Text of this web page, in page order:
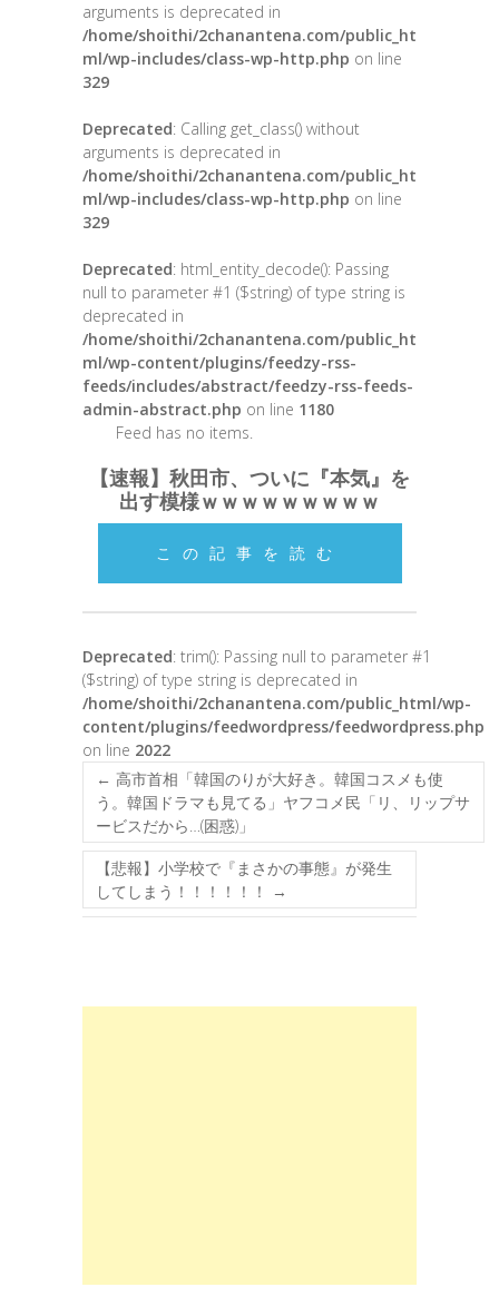
arguments is deprecated in
/home/shoithi/2chanantena.com/public_ht
ml/wp-includes/class-wp-http.php on line
329
Deprecated: Calling get_class() without
arguments is deprecated in
/home/shoithi/2chanantena.com/public_ht
ml/wp-includes/class-wp-http.php on line
329
Deprecated: html_entity_decode(): Passing
null to parameter #1 ($string) of type string is
deprecated in
/home/shoithi/2chanantena.com/public_ht
ml/wp-content/plugins/feedzy-rss-
feeds/includes/abstract/feedzy-rss-feeds-
admin-abstract.php on line 1180
Feed has no items.
【速報】秋田市、ついに『本気』を
出す模様ｗｗｗｗｗｗｗｗｗ
この記事を読む
Deprecated: trim(): Passing null to parameter #1
($string) of type string is deprecated in
/home/shoithi/2chanantena.com/public_html/wp-
content/plugins/feedwordpress/feedwordpress.php
on line 2022
← 高市首相「韓国のりが大好き。韓国コスメも使
う。韓国ドラマも見てる」ヤフコメ民「リ、リップサ
ービスだから…(困惑)」
【悲報】小学校で『まさかの事態』が発生
してしまう！！！！！！
→